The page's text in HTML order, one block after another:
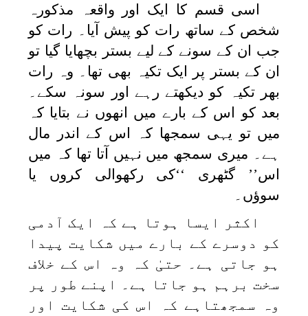
اسی قسم کا ایک اور واقعہ مذکورہ
شخص کے ساتھ رات کو پیش آیا۔ رات کو
جب ان کے سونے کے لیے بستر بچھایا گیا تو
ان کے بستر پر ایک تکیہ بھی تھا۔ وہ رات
بھر تکیہ کو دیکھتے رہے اور سونہ سکے۔
بعد کو اس کے بارے میں انھوں نے بتایا کہ
میں تو یہی سمجھا کہ اس کے اندر مال
ہے۔ میری سمجھ میں نہیں آتا تھا کہ میں
اس’’ گٹھری ‘‘کی رکھوالی کروں یا
سوؤں۔
اکثر ایسا ہوتا ہے کہ ایک آدمی
کو دوسرے کے بارے میں شکایت پیدا
ہو جاتی ہے۔ حتیٰ کہ وہ اس کے خلاف
سخت برہم ہو جاتا ہے۔ اپنے طور پر
وہ سمجھتاہے کہ اس کی شکایت اور